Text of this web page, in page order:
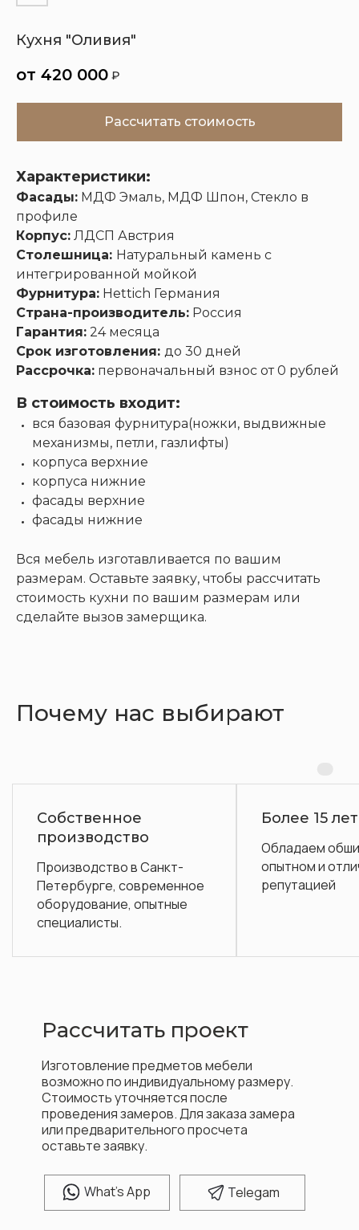
Кухни
Кухня "Оливия"
420 000 ₽
Рассчитать стоимость
Характеристики:
Фасады: МДФ Эмаль, МДФ Шпон, Стекло в
профиле
Корпус: ЛДСП Австрия
Столешница: Натуральный камень с
интегрированной мойкой
Фурнитура: Hettich Германия
Страна-производитель: Россия
Гарантия: 24 месяца
Срок изготовления: до 30 дней
Рассрочка: первоначальный взнос от 0 рублей
В стоимость входит:
вся базовая фурнитура(ножки, выдвижные
механизмы, петли, газлифты)
корпуса верхние
корпуса нижние
фасады верхние
фасады нижние
Вся мебель изготавливается по вашим
размерам. Оставьте заявку, чтобы рассчитать
стоимость кухни по вашим размерам или
сделайте вызов замерщика.
Почему нас выбирают
Более 15 лет на рынке
Обладаем обширным
опытном и отличной
репутацией
What's App Telegam
Рассчитать проект
Изготовление предметов мебели
возможно по индивидуальному размеру.
Стоимость уточняется после
проведения замеров. Для заказа замера
или предварительного просчета
оставьте заявку.